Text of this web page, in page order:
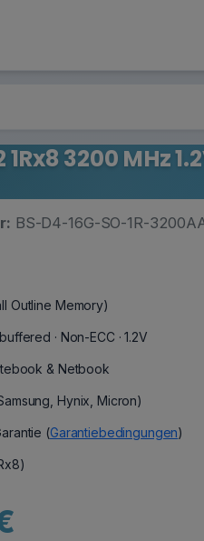
3200 MHz
BS-D4-16G-SO-1R-
Outline Memory)
· Non-ECC · 1.2V
& Netbook
Hynix, Micron)
(Garantiebedingungen)